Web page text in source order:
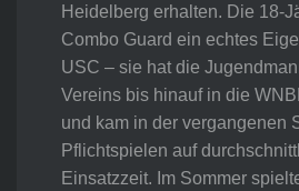
Heidelberg erhalten. Die 18-
Combo Guard ein echtes
USC – sie hat die
Vereins bis hinauf in die
und kam in der vergangenen
Pflichtspielen auf
Einsatzzeit. Im Sommer